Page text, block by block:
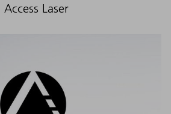
Access Laser